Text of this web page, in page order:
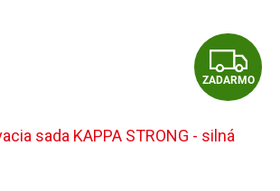
Z
A
ZADARMO
sada KAPPA STRONG - silná